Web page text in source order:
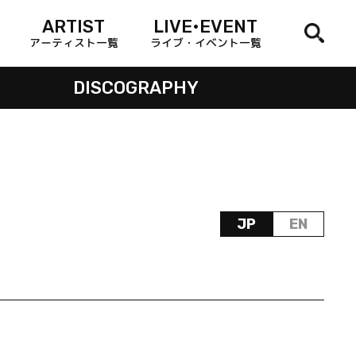
ARTIST
アーティスト一覧
LIVE•EVENT
ライブ・イベント一覧
DISCOGRAPHY
JP EN